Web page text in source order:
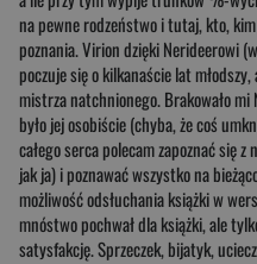
na pewne rodzeństwo i tutaj, kto,
poznania. Virion dzięki Nerideerowi
poczuje się o kilkanaście lat
mistrza natchnionego. Brakowało
było jej osobiście (chyba, że coś
całego serca polecam zapoznać się
jak ja) i poznawać wszystko na
możliwość odsłuchania książki w
mnóstwo pochwał dla książki, ale
satysfakcję. Sprzeczek, bijatyk,